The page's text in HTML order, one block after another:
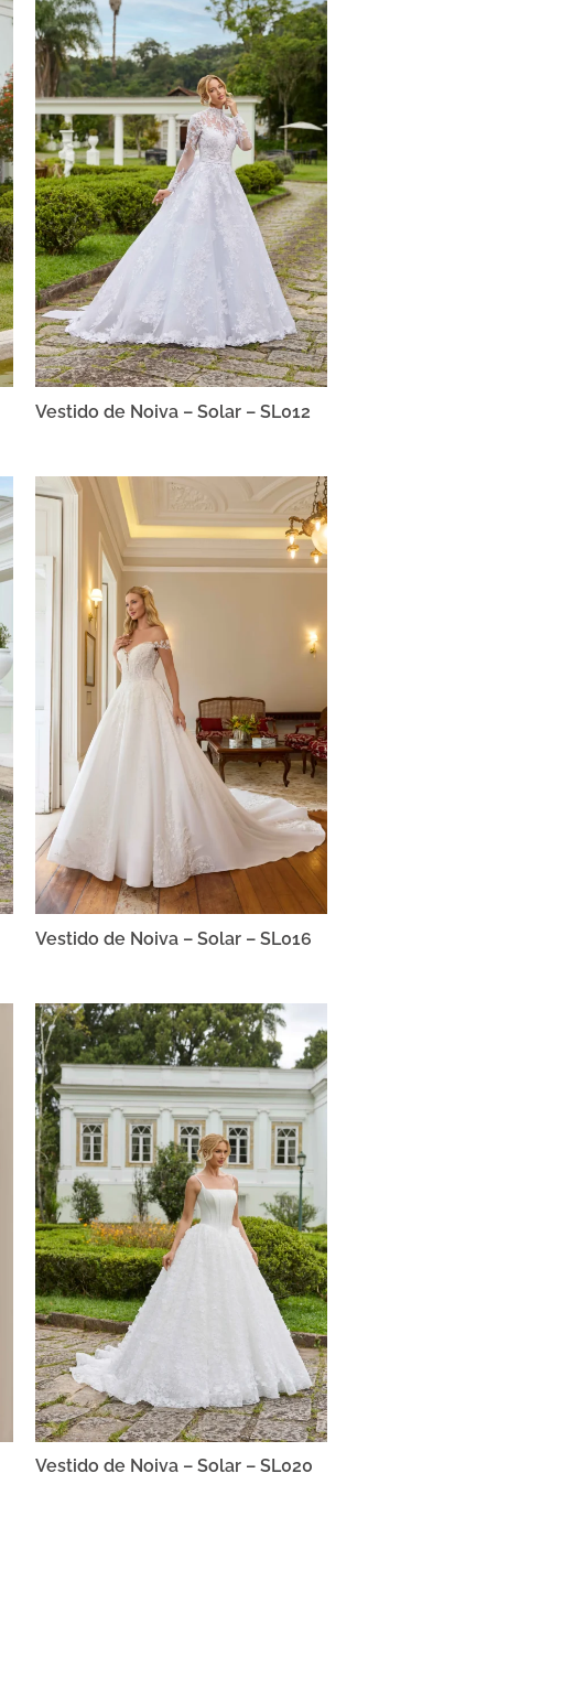
Vestido de Noiva – Solar – SL012
Vestido de Noiva – Solar – SL016
Vestido de Noiva – Solar – SL020